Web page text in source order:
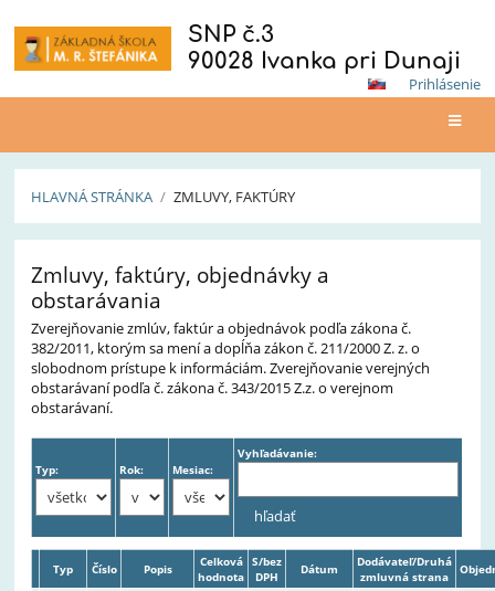
SNP č.3
90028 Ivanka pri Dunaji
Prihlásenie
HLAVNÁ STRÁNKA / ZMLUVY, FAKTÚRY
faktúry
Zmluvy, faktúry, objednávky a
obstarávania
Zverejňovanie zmlúv, faktúr a objednávok podľa zákona č.
382/2011, ktorým sa mení a dopĺňa zákon č. 211/2000 Z. z. o
slobodnom prístupe k informáciám. Zverejňovanie verejných
obstarávaní podľa č. zákona č. 343/2015 Z.z. o verejnom
obstarávaní.
Typ: Rok: Mesiac:
Vyhľadávanie:
Typ Číslo Popis
Celková
hodnota
S/bez
DPH
Dátum
Dodávateľ/Druhá
zmluvná strana